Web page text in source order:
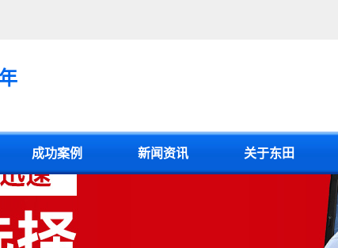
成功案例 新闻资讯 关于东田